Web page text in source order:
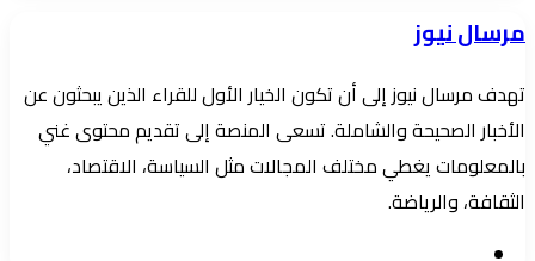
مرسال نيوز
تهدف مرسال نيوز إلى أن تكون الخيار الأول للقراء الذين يبحثون عن
الأخبار الصحيحة والشاملة. تسعى المنصة إلى تقديم محتوى غني
بالمعلومات يغطي مختلف المجالات مثل السياسة، الاقتصاد،
الثقافة، والرياضة.